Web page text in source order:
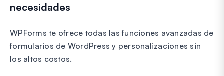
necesidades
WPForms te ofrece todas las funciones avanzadas de
formularios de WordPress y personalizaciones sin
los altos costos.